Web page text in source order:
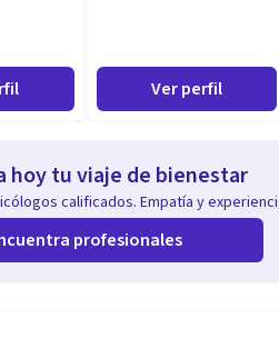
Ver perfil
hoy tu viaje de bienestar
calificados. Empatía y
profesionales